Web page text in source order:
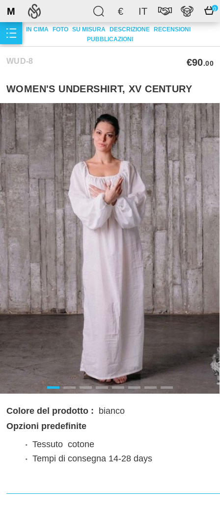
€ IT 0
M
IN CIMA FOTO SU MISURA DESCRIZIONE
RECENSIONI
PUBBLICAZIONI
WUD-8 €90.00
WOMEN'S UNDERSHIRT, XV CENTURY
Colore del prodotto :
bianco
Opzioni predefinite
Tessuto cotone
Tempi di consegna 14-28 days